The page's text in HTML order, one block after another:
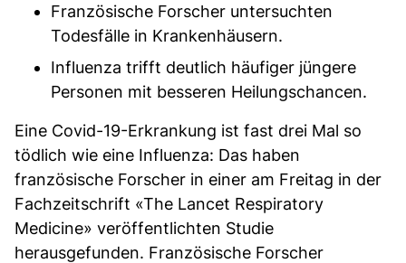
Französische Forscher untersuchten
Todesfälle in Krankenhäusern.
Influenza trifft deutlich häufiger jüngere
Personen mit besseren Heilungschancen.
Eine Covid-19-Erkrankung ist fast drei Mal so
tödlich wie eine Influenza: Das haben
französische Forscher in einer am Freitag in der
Fachzeitschrift «The Lancet Respiratory
Medicine» veröffentlichten Studie
herausgefunden. Französische Forscher